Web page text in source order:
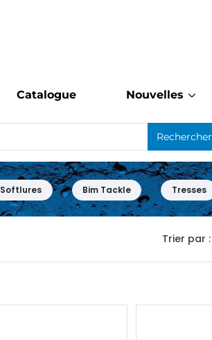
Catalogue Nouvelles
Rechercher
Softlures Bim Tackle Tresses
Trier par :